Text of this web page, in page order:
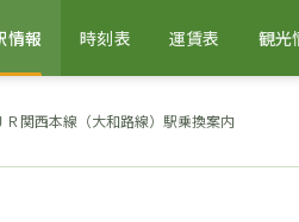
情報 時刻表 運賃表 観光
関西本線（大和路線）駅乗換案内